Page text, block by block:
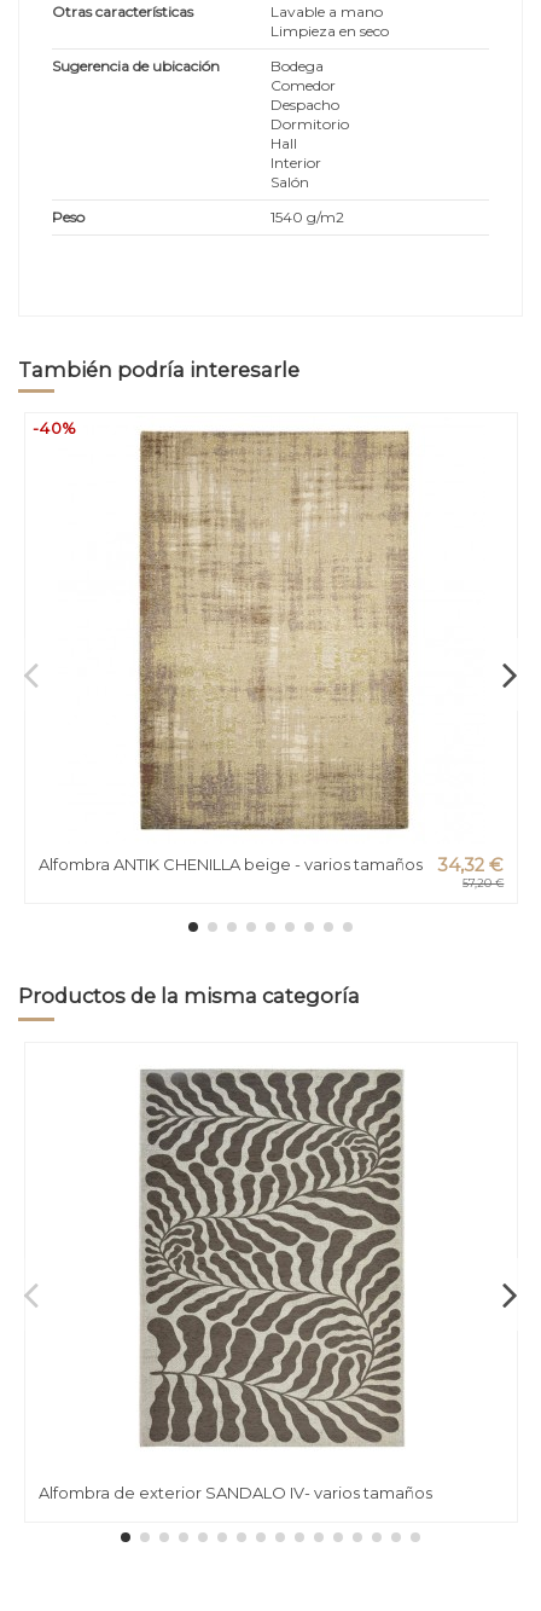
Otras características
Lavable a mano
Limpieza en seco
Sugerencia de ubicación
Bodega
Comedor
Despacho
Dormitorio
Hall
Interior
Salón
Peso
1540 g/m2
También podría interesarle
-40%
Alfombra ANTIK CHENILLA beige - varios tamaños 34,32 €
57,20 €
Productos de la misma categoría
Alfombra de exterior SANDALO IV- varios tamaños